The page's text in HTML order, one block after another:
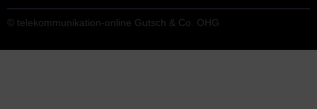
© telekommunikation-online Gutsch & Co. OHG